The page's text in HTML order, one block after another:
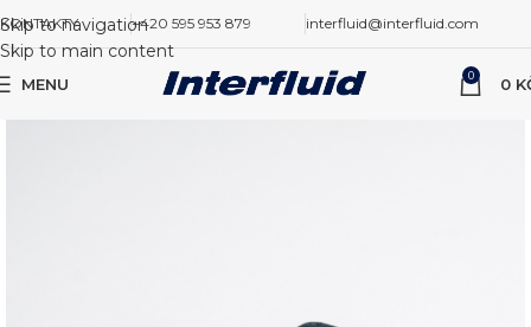
Skip to navigation
Skip to main content
KONTAKTY +420 595 953 879 interfluid@interfluid.com
MENU 0 0